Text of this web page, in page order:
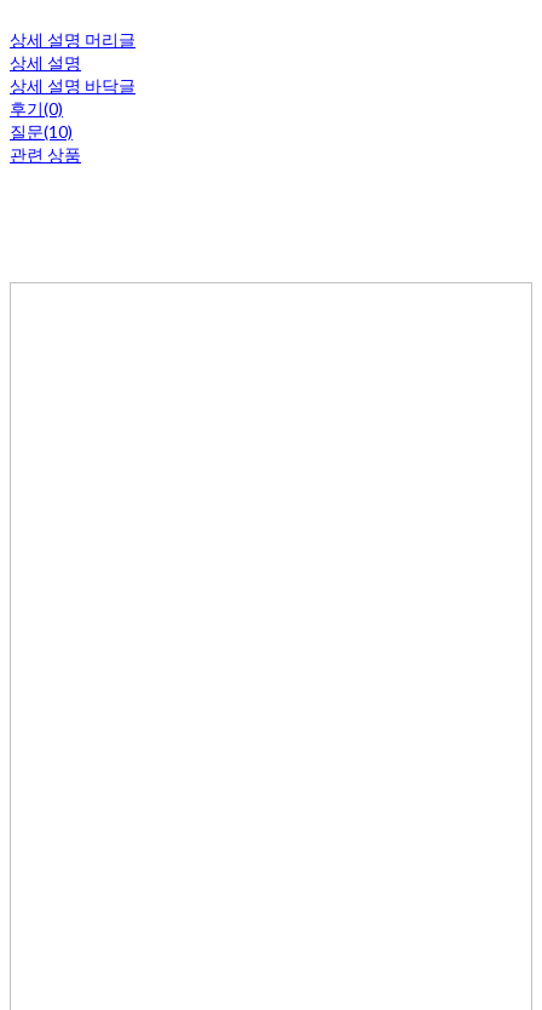
상세 설명 머리글
상세 설명
상세 설명 바닥글
후기(0)
질문(10)
관련 상품